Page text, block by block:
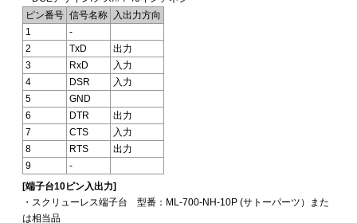
ピン番号 信号名称
入出力方向
1
-
2
TxD
出力
3
RxD
入力
4
DSR
入力
5
GND
6
DTR
出力
7
CTS
入力
8
RTS
出力
9
-
[端子台10ピン入出力]
・スクリューレス端子台 型番：ML-700-NH-10P (サトーパーツ）また
は相当品